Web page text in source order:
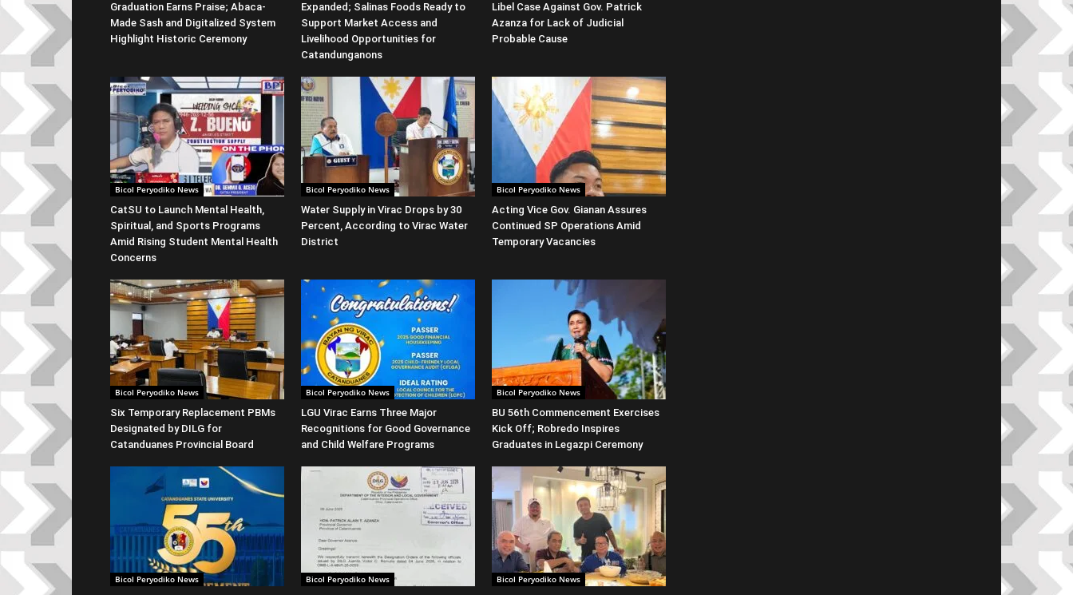
Graduation Earns Praise; Abaca-
Made Sash and Digitalized System
Highlight Historic Ceremony
Expanded; Salinas Foods Ready to
Support Market Access and
Livelihood Opportunities for
Catandunganons
Libel Case Against Gov. Patrick
Azanza for Lack of Judicial
Probable Cause
Bicol Peryodiko News
CatSU to Launch Mental Health,
Spiritual, and Sports Programs
Amid Rising Student Mental Health
Concerns
Bicol Peryodiko News
Water Supply in Virac Drops by 30
Percent, According to Virac Water
District
Bicol Peryodiko News
Acting Vice Gov. Gianan Assures
Continued SP Operations Amid
Temporary Vacancies
Bicol Peryodiko News
Six Temporary Replacement PBMs
Designated by DILG for
Catanduanes Provincial Board
Bicol Peryodiko News
LGU Virac Earns Three Major
Recognitions for Good Governance
and Child Welfare Programs
Bicol Peryodiko News
BU 56th Commencement Exercises
Kick Off; Robredo Inspires
Graduates in Legazpi Ceremony
Bicol Peryodiko News Bicol Peryodiko News Bicol Peryodiko News